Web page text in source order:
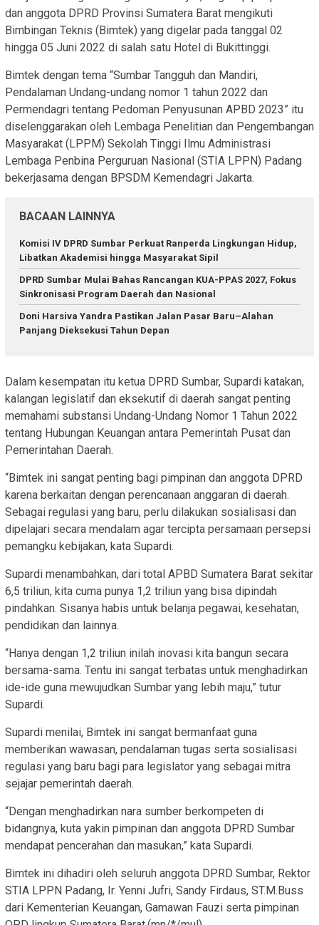
dan anggota DPRD Provinsi Sumatera Barat mengikuti
Bimbingan Teknis (Bimtek) yang digelar pada tanggal 02
hingga 05 Juni 2022 di salah satu Hotel di Bukittinggi.
Bimtek dengan tema “Sumbar Tangguh dan Mandiri,
Pendalaman Undang-undang nomor 1 tahun 2022 dan
Permendagri tentang Pedoman Penyusunan APBD 2023” itu
diselenggarakan oleh Lembaga Penelitian dan Pengembangan
Masyarakat (LPPM) Sekolah Tinggi Ilmu Administrasi
Lembaga Penbina Perguruan Nasional (STIA LPPN) Padang
bekerjasama dengan BPSDM Kemendagri Jakarta.
BACAAN LAINNYA
Komisi IV DPRD Sumbar Perkuat Ranperda Lingkungan Hidup,
Libatkan Akademisi hingga Masyarakat Sipil
DPRD Sumbar Mulai Bahas Rancangan KUA-PPAS 2027, Fokus
Sinkronisasi Program Daerah dan Nasional
Doni Harsiva Yandra Pastikan Jalan Pasar Baru–Alahan
Panjang Dieksekusi Tahun Depan
Dalam kesempatan itu ketua DPRD Sumbar, Supardi katakan,
kalangan legislatif dan eksekutif di daerah sangat penting
memahami substansi Undang-Undang Nomor 1 Tahun 2022
tentang Hubungan Keuangan antara Pemerintah Pusat dan
Pemerintahan Daerah.
“Bimtek ini sangat penting bagi pimpinan dan anggota DPRD
karena berkaitan dengan perencanaan anggaran di daerah.
Sebagai regulasi yang baru, perlu dilakukan sosialisasi dan
dipelajari secara mendalam agar tercipta persamaan persepsi
pemangku kebijakan, kata Supardi.
Supardi menambahkan, dari total APBD Sumatera Barat sekitar
6,5 triliun, kita cuma punya 1,2 triliun yang bisa dipindah
pindahkan. Sisanya habis untuk belanja pegawai, kesehatan,
pendidikan dan lainnya.
“Hanya dengan 1,2 triliun inilah inovasi kita bangun secara
bersama-sama. Tentu ini sangat terbatas untuk menghadirkan
ide-ide guna mewujudkan Sumbar yang lebih maju,” tutur
Supardi.
Supardi menilai, Bimtek ini sangat bermanfaat guna
memberikan wawasan, pendalaman tugas serta sosialisasi
regulasi yang baru bagi para legislator yang sebagai mitra
sejajar pemerintah daerah.
“Dengan menghadirkan nara sumber berkompeten di
bidangnya, kuta yakin pimpinan dan anggota DPRD Sumbar
mendapat pencerahan dan masukan,” kata Supardi.
Bimtek ini dihadiri oleh seluruh anggota DPRD Sumbar, Rektor
STIA LPPN Padang, Ir. Yenni Jufri, Sandy Firdaus, ST.M.Buss
dari Kementerian Keuangan, Gamawan Fauzi serta pimpinan